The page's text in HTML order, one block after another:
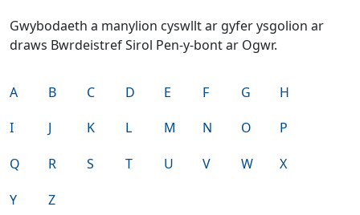
Gwybodaeth a manylion cyswllt ar gyfer ysgolion ar
draws Bwrdeistref Sirol Pen-y-bont ar Ogwr.
A B C D E F G H
I J K L M N O P
Q R S T U V W X
Y Z